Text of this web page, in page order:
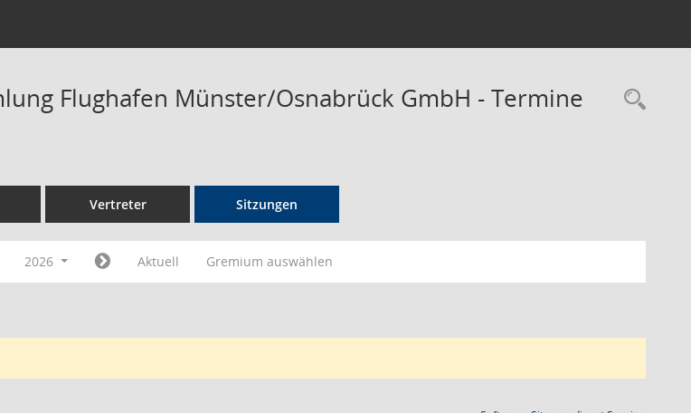
Flughafen Münster/Osnabrück GmbH - Termine
Vertreter Sitzungen
2026 Aktuell Gremium auswählen